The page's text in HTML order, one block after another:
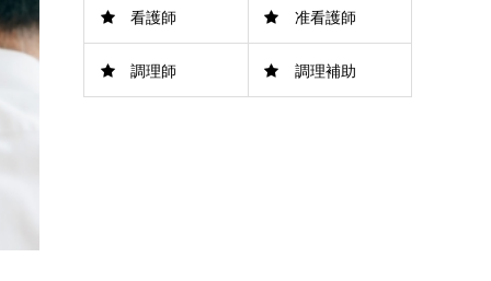
看護師 准看護師
調理師 調理補助